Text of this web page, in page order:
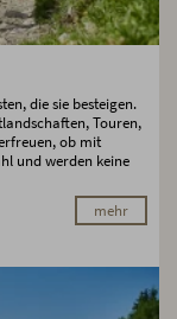
die sie besteigen.
Touren,
ob mit
und werden keine
mehr